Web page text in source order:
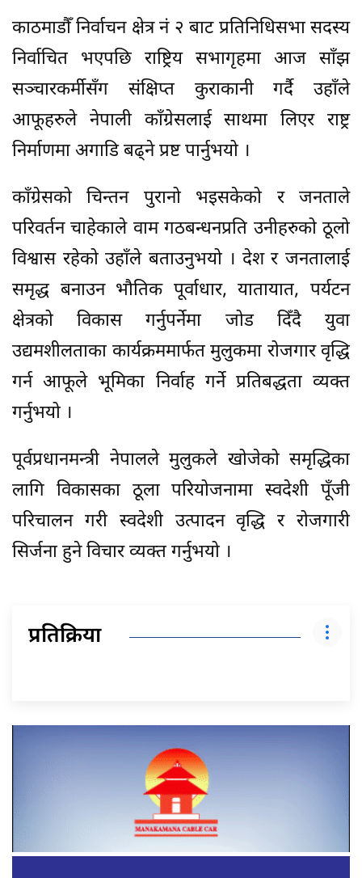
काठमाडौँ निर्वाचन क्षेत्र नं २ बाट प्रतिनिधिसभा सदस्य
निर्वाचित भएपछि राष्ट्रिय सभागृहमा आज साँझ
सञ्चारकर्मीसँग संक्षिप्त कुराकानी गर्दै उहाँले
आफूहरुले नेपाली काँग्रेसलाई साथमा लिएर राष्ट्र
निर्माणमा अगाडि बढ्ने प्रष्ट पार्नुभयो ।
काँग्रेसको चिन्तन पुरानो भइसकेको र जनताले
परिवर्तन चाहेकाले वाम गठबन्धनप्रति उनीहरुको ठूलो
विश्वास रहेको उहाँले बताउनुभयो । देश र जनतालाई
समृद्ध बनाउन भौतिक पूर्वाधार, यातायात, पर्यटन
क्षेत्रको विकास गर्नुपर्नेमा जोड दिँदै युवा
उद्यमशीलताका कार्यक्रममार्फत मुलुकमा रोजगार वृद्धि
गर्न आफूले भूमिका निर्वाह गर्ने प्रतिबद्धता व्यक्त
गर्नुभयो ।
पूर्वप्रधानमन्त्री नेपालले मुलुकले खोजेको समृद्धिका
लागि विकासका ठूला परियोजनामा स्वदेशी पूँजी
परिचालन गरी स्वदेशी उत्पादन वृद्धि र रोजगारी
सिर्जना हुने विचार व्यक्त गर्नुभयो ।
प्रतिक्रिया